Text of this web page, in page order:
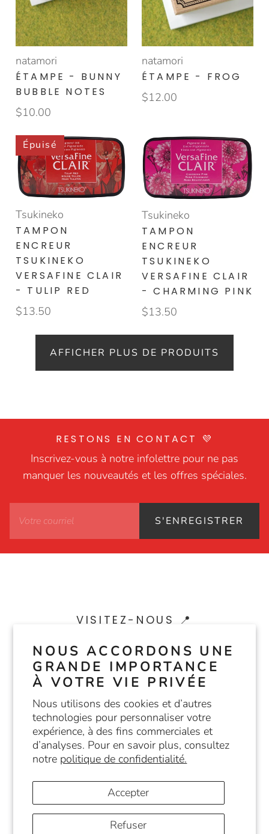
NOUS ACCORDONS UNE
GRANDE IMPORTANCE
À VOTRE VIE PRIVÉE
Nous utilisons des cookies et d’autres
technologies pour personnaliser votre
expérience, à des fins commerciales et
d’analyses. Pour en savoir plus, consultez
notre politique de confidentialité.
Accepter
Refuser
natamori
ÉTAMPE - BUNNY
BUBBLE NOTES
$10.00
natamori
ÉTAMPE - FROG
$12.00
Épuisé
Tsukineko
TAMPON
ENCREUR
TSUKINEKO
VERSAFINE CLAIR
- TULIP RED
$13.50
Tsukineko
TAMPON
ENCREUR
TSUKINEKO
VERSAFINE CLAIR
- CHARMING PINK
$13.50
AFFICHER PLUS DE PRODUITS
RESTONS EN CONTACT 💜
Inscrivez-vous à notre infolettre pour ne pas
manquer les nouveautés et les offres spéciales.
S'ENREGISTRER
VISITEZ-NOUS 📍
INFO@NUEVAERA.CA
ITINÉRAIRE
INFORMATIONS
Échanges et remboursements
Expédition et ramassage à la boutique
Conditions d'utilisation
Politique de confidentialité